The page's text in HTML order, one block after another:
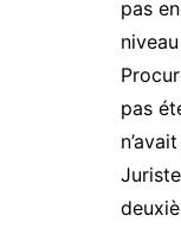
pas
pas